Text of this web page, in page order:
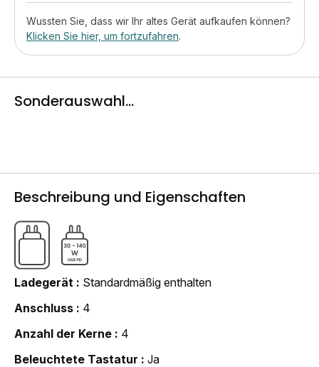
Wussten Sie, dass wir Ihr altes Gerät aufkaufen können?
Klicken Sie hier, um fortzufahren.
Sonderauswahl...
Beschreibung und Eigenschaften
Ladegerät
Standardmäßig enthalten
Anschluss
4
Anzahl der Kerne
4
Beleuchtete Tastatur
Ja